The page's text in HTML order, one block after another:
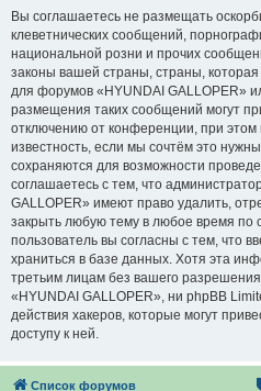
Вы соглашаетесь не размещать
клеветнических сообщений,
национальной розни и прочих
законы вашей страны, страны, которая
для форумов «HYUNDAI GALLOPER»
размещения таких сообщений могут
отключению от конференции, при
известность, если мы сочтём это
сохраняются для возможности
соглашаетесь с тем, что
GALLOPER» имеют право удалить,
закрыть любую тему в любое время по
пользователь вы согласны с тем, что
храниться в базе данных. Хотя эта
третьим лицам без вашего
«HYUNDAI GALLOPER», ни phpBB
действия хакеров, которые могут
доступу к ней.
Список форумов